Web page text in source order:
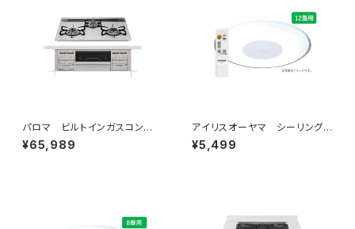
パロマ ビルトインガスコン
ロ リプラ ラ・クック付属
¥65,989
アイリスオーヤマ シーリングラ
イト 12畳
¥5,499